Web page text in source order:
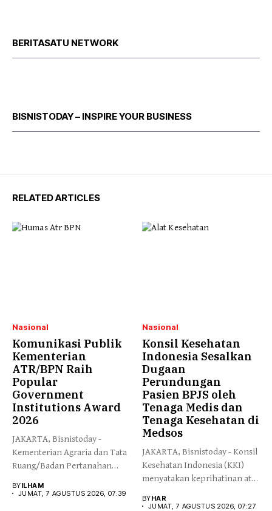
BERITASATU NETWORK
BISNISTODAY – INSPIRE YOUR BUSINESS
RELATED ARTICLES
Nasional
Komunikasi Publik
Kementerian
ATR/BPN Raih
Popular
Government
Institutions Award
2026
JAKARTA, Bisnistoday -
Kementerian Agraria dan Tata
Ruang/Badan Pertanahan
BYILHAM
JUMAT, 7 AGUSTUS 2026, 07:39
Nasional
Konsil Kesehatan
Indonesia Sesalkan
Dugaan
Perundungan
Pasien BPJS oleh
Tenaga Medis dan
Tenaga Kesehatan di
Medsos
JAKARTA, Bisnistoday - Konsil
Kesehatan Indonesia (KKI)
menyatakan keprihatinan atas
BYHAR
JUMAT, 7 AGUSTUS 2026, 07:27